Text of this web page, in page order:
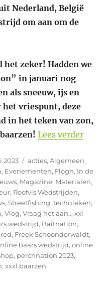
Nederland, België
om aan om de
het zeker! Hadden we
in januari nog
als sneeuw, ijs en
vriespunt, deze
in het teken van zon,
Lees verder
2023 Categorieën
acties,Algemeen,
, Evenementen, Flogh, In de
, Magazine, Materialen,
, Roofvis Wedstrijden,
,Streetfishing,technieken,
,Vlog,Vraag het aan..,xxl
wedstrijd, Baitnation,
, Freek Schoonderwaldt,
baars wedstrijd,online
, perchnation 2023,
,xxxl baarzen